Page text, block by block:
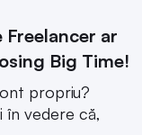
Freelancer ar
Big Time!
propriu?
în vedere că,